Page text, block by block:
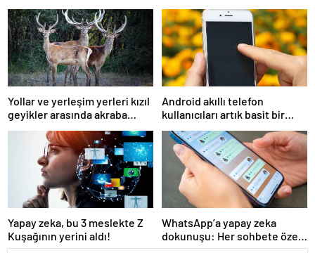
tek telefonlar bunlar!
görüldü, ihbar telefonları
susmuyor
Yollar ve yerleşim yerleri kızıl
geyikler arasında akraba
Android akıllı telefon
kullanıcıları artık basit bir
reklamlarından
kurtulabilecek
Yapay zeka, bu 3 meslekte Z
Kuşağının yerini aldı!
WhatsApp’a yapay zeka
dokunuşu: Her sohbete özel
olacak